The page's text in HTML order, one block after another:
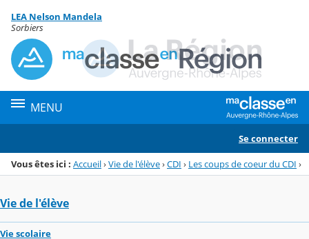
Menu de la rubrique
Contenu
LEA Nelson Mandela
Sorbiers
MENU
Se connecter
Vous êtes ici : Accueil›Vie de l'élève›CDI › Les coups de coeur du CDI ›
Vie de l'élève
Vie scolaire